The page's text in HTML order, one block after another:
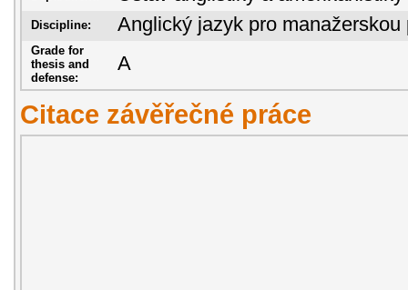
Discipline: Anglický jazyk pro manažerskou
Grade for
thesis and
defense:
A
Citace závěřečné práce